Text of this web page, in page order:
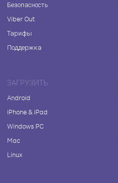
Безопасность
Viber Out
Тарифы
Поддержка
ЗАГРУЗИТЬ
Android
iPhone & iPad
Windows PC
Mac
Linux